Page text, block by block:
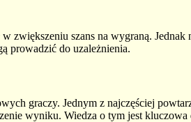
zwiększeniu szans na wygraną.
prowadzić do uzależnienia.
graczy. Jednym z najczęściej
wyniku. Wiedza o tym jest